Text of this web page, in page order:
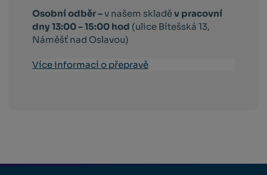
Osobní odběr –v našem skladěv pracovní
dny 13:00 – 15:00 hod (ulice Bítešská 13,
Náměšť nad Oslavou)
Více informací o přepravě